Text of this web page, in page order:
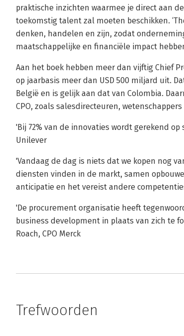
praktische inzichten waarmee je direct aan
toekomstig talent zal moeten beschikken.
denken, handelen en zijn, zodat
maatschappelijke en financiële impact
Aan het boek hebben meer dan vijftig Chief
op jaarbasis meer dan USD 500 miljard uit.
België en is gelijk aan dat van Colombia.
CPO, zoals salesdirecteuren,
'Bij 72% van de innovaties wordt gerekend
Unilever
'Vandaag de dag is niets dat we kopen nog
diensten vinden in de markt, samen
anticipatie en het vereist andere
'De procurement organisatie heeft
business development in plaats van zich te
Roach, CPO Merck
Trefwoorden